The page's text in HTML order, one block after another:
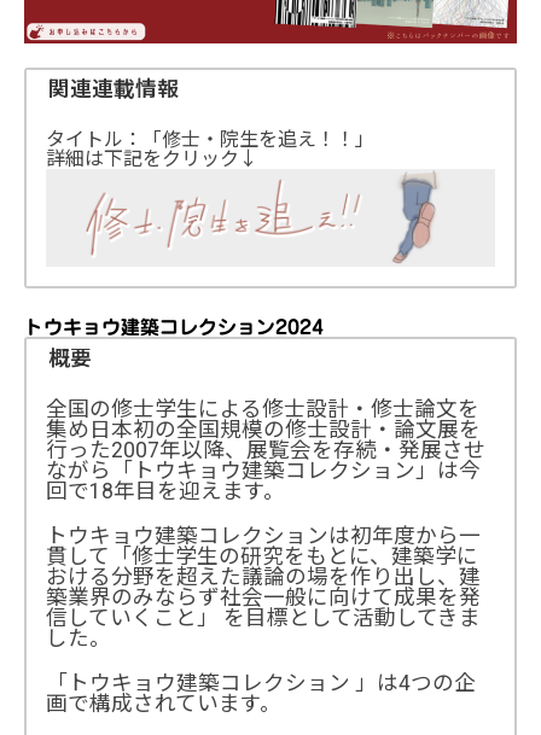
関連連載情報
タイトル：「修士・院生を追え！！」
詳細は下記をクリック↓
トウキョウ建築コレクション2024
概要
全国の修士学生による修士設計・修士論文を
集め日本初の全国規模の修士設計・論文展を
行った2007年以降、展覧会を存続・発展させ
ながら「トウキョウ建築コレクション」は今
回で18年目を迎えます。
トウキョウ建築コレクションは初年度から一
貫して「修士学生の研究をもとに、建築学に
おける分野を超えた議論の場を作り出し、建
築業界のみならず社会一般に向けて成果を発
信していくこと」 を目標として活動してきま
した。
「トウキョウ建築コレクション 」は4つの企
画で構成されています。